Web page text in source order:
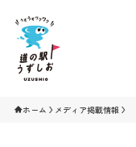
ホーム メディア掲載情報